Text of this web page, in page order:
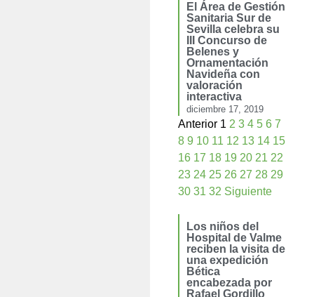
El Área de Gestión
Sanitaria Sur de
Sevilla celebra su
III Concurso de
Belenes y
Ornamentación
Navideña con
valoración
interactiva
diciembre 17, 2019
Anterior 1 2 3 4 5 6 7
8 9 10 11 12 13 14 15
16 17 18 19 20 21 22
23 24 25 26 27 28 29
30 31 32 Siguiente
Los niños del
Hospital de Valme
reciben la visita de
una expedición
Bética
encabezada por
Rafael Gordillo